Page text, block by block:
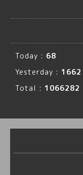
Today : 68
Yesterday : 1662
Total : 1066282